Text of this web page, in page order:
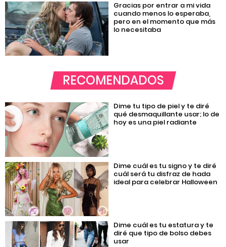
Gracias por entrar a mi vida
cuando menos lo esperaba,
pero en el momento que más
lo necesitaba
RECOMENDADOS
Dime tu tipo de piel y te diré
qué desmaquillante usar; lo de
hoy es una piel radiante
Dime cuál es tu signo y te diré
cuál será tu disfraz de hada
ideal para celebrar Halloween
Dime cuál es tu estatura y te
diré que tipo de bolso debes
usar